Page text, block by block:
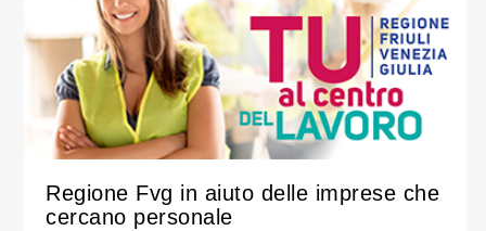
Regione Fvg in aiuto delle imprese che
cercano personale